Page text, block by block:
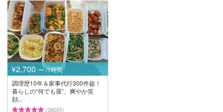
¥2,700 〜 /1時間
調理歴10年＆家事代行300件超！
暮らしの“何でも屋”、爽やか笑
顔...
(360回)